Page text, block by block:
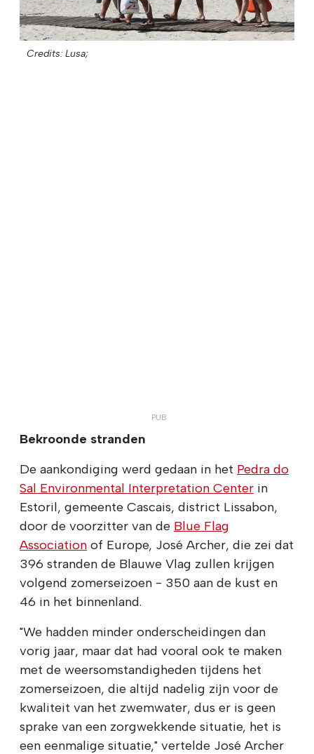
Credits: Lusa;
Bekroonde stranden
De aankondiging werd gedaan in het Pedra do
Sal Environmental Interpretation Center in
Estoril, gemeente Cascais, district Lissabon,
door de voorzitter van de Blue Flag
Association of Europe, José Archer, die zei dat
396 stranden de Blauwe Vlag zullen krijgen
volgend zomerseizoen - 350 aan de kust en
46 in het binnenland.
"We hadden minder onderscheidingen dan
vorig jaar, maar dat had vooral ook te maken
met de weersomstandigheden tijdens het
zomerseizoen, die altijd nadelig zijn voor de
kwaliteit van het zwemwater, dus er is geen
sprake van een zorgwekkende situatie, het is
een eenmalige situatie," vertelde José Archer